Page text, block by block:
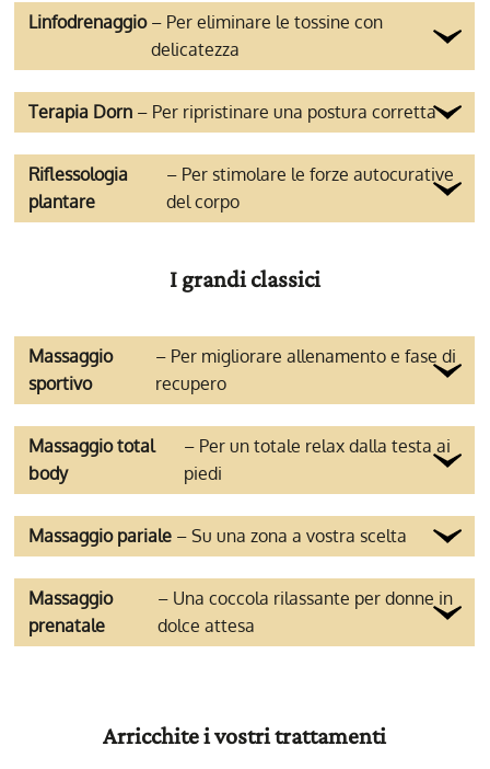
Linfodrenaggio – Per eliminare le tossine con
delicatezza
Terapia Dorn – Per ripristinare una postura corretta
Riflessologia
plantare
– Per stimolare le forze autocurative
del corpo
I grandi classici
Massaggio
sportivo
– Per migliorare allenamento e fase di
recupero
Massaggio total
body
– Per un totale relax dalla testa ai
piedi
Massaggio pariale – Su una zona a vostra scelta
Massaggio
prenatale
– Una coccola rilassante per donne in
dolce attesa
Arricchite i vostri trattamenti